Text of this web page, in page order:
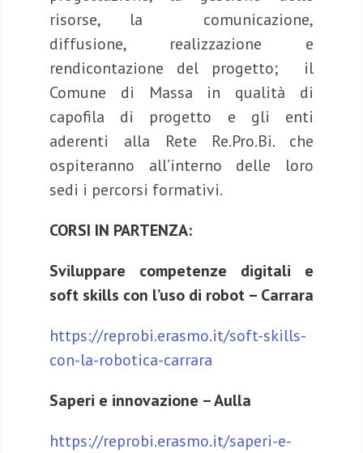
risorse, la comunicazione,
diffusione, realizzazione e
rendicontazione del progetto; il
Comune di Massa in qualità di
capofila di progetto e gli enti
aderenti alla Rete Re.Pro.Bi. che
ospiteranno all’interno delle loro
sedi i percorsi formativi.
CORSI IN PARTENZA:
Sviluppare competenze digitali e
soft skills con l’uso di robot – Carrara
https://reprobi.erasmo.it/soft-skills-
con-la-robotica-carrara
Saperi e innovazione – Aulla
https://reprobi.erasmo.it/saperi-e-